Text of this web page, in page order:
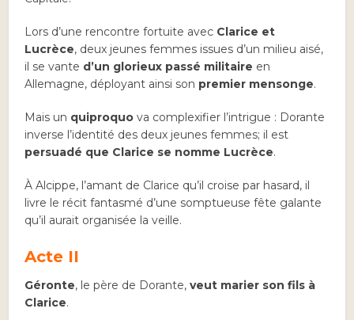
Lors d’une rencontre fortuite avec Clarice et
Lucrèce, deux jeunes femmes issues d’un milieu aisé,
il se vante d’un glorieux passé militaire en
Allemagne, déployant ainsi son premier mensonge.
Mais un quiproquo va complexifier l’intrigue : Dorante
inverse l’identité des deux jeunes femmes; il est
persuadé que Clarice se nomme Lucrèce.
À Alcippe, l’amant de Clarice qu’il croise par hasard, il
livre le récit fantasmé d’une somptueuse fête galante
qu’il aurait organisée la veille.
Acte II
Géronte, le père de Dorante,veut marier son fils à
Clarice.